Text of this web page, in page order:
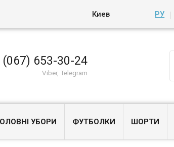
Киев РУ
(067) 653-30-24
Viber, Telegram
УБОРИ ФУТБОЛКИ ШОРТИ